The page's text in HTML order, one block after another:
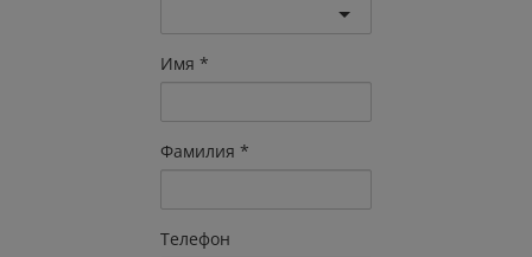
Имя
Фамилия
Телефон